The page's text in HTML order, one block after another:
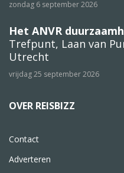
zondag 6 september 2026
Het ANVR
Trefpunt, Laan van
Utrecht
vrijdag 25 september 2026
OVER REISBIZZ
Contact
Adverteren